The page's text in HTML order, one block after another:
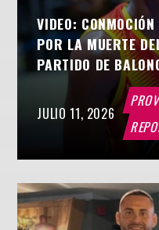
VIDEO:
POR LA MUERTE
PARTIDO DE
JULIO 11, 2026